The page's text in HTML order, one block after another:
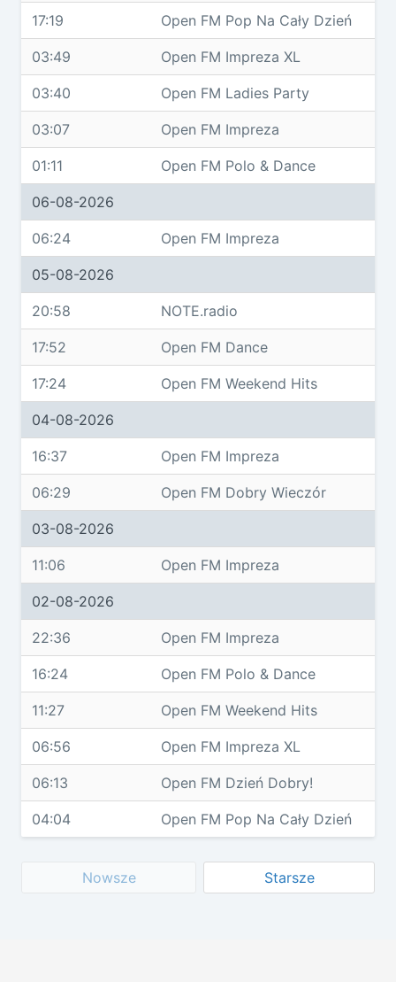
17:19 Open FM Pop Na Cały Dzień
03:49 Open FM Impreza XL
03:40 Open FM Ladies Party
03:07 Open FM Impreza
01:11 Open FM Polo & Dance
06-08-2026
06:24 Open FM Impreza
05-08-2026
20:58 NOTE.radio
17:52 Open FM Dance
17:24 Open FM Weekend Hits
04-08-2026
16:37 Open FM Impreza
06:29 Open FM Dobry Wieczór
03-08-2026
11:06 Open FM Impreza
02-08-2026
22:36 Open FM Impreza
16:24 Open FM Polo & Dance
11:27 Open FM Weekend Hits
06:56 Open FM Impreza XL
06:13 Open FM Dzień Dobry!
04:04 Open FM Pop Na Cały Dzień
Nowsze Starsze